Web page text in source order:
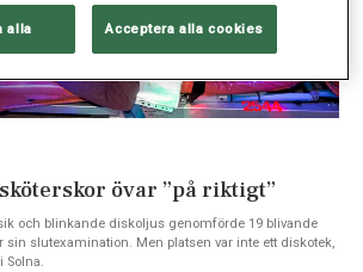
övar ”på riktigt”
och blinkande diskoljus genomförde 19 blivande
slutexamination. Men platsen var inte ett diskotek,
Solna.
alla Acceptera alla cookies